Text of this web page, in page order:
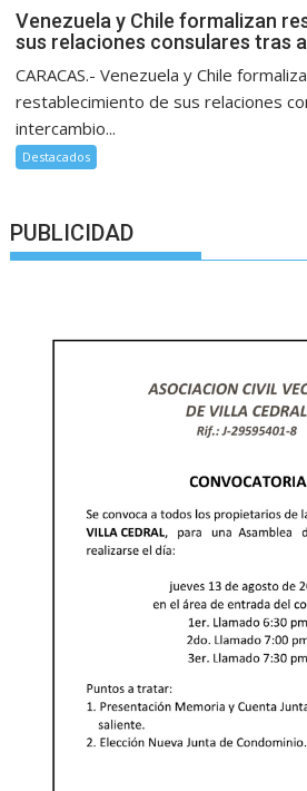
Venezuela y Chile formalizan
sus relaciones consulares tras
CARACAS.- Venezuela y Chile
restablecimiento de sus relaciones
intercambio...
Destacados
PUBLICIDAD